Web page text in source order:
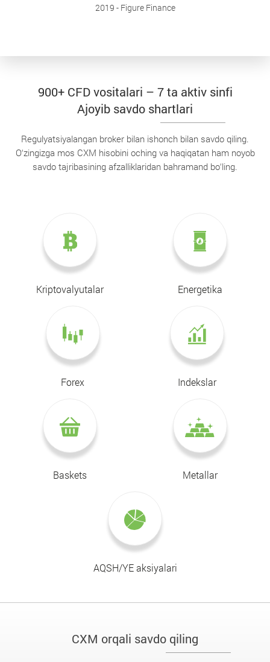
2019 - Figure Finance
900+ CFD vositalari – 7 ta aktiv sinfi
Ajoyib savdo shartlari
Regulyatsiyalangan broker bilan ishonch bilan savdo qiling.
O‘zingizga mos CXM hisobini oching va haqiqatan ham noyob
savdo tajribasining afzalliklaridan bahramand bo‘ling.
Kriptovalyutalar Energetika
Forex Indekslar
Baskets Metallar
AQSH/YE aksiyalari
CXM orqali savdo qiling